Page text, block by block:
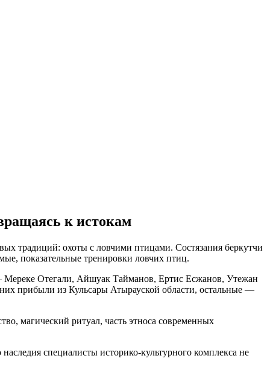
к истокам
традиций: охоты с ловчими птицами. Состязания беркутчи
показательные тренировки ловчих птиц.
Мереке Отегали, Айшуак Тайманов, Ертис Есжанов, Утежан
прибыли из Кульсары Атырауской области, остальные —
магический ритуал, часть этноса современных
специалисты историко-культурного комплекса не